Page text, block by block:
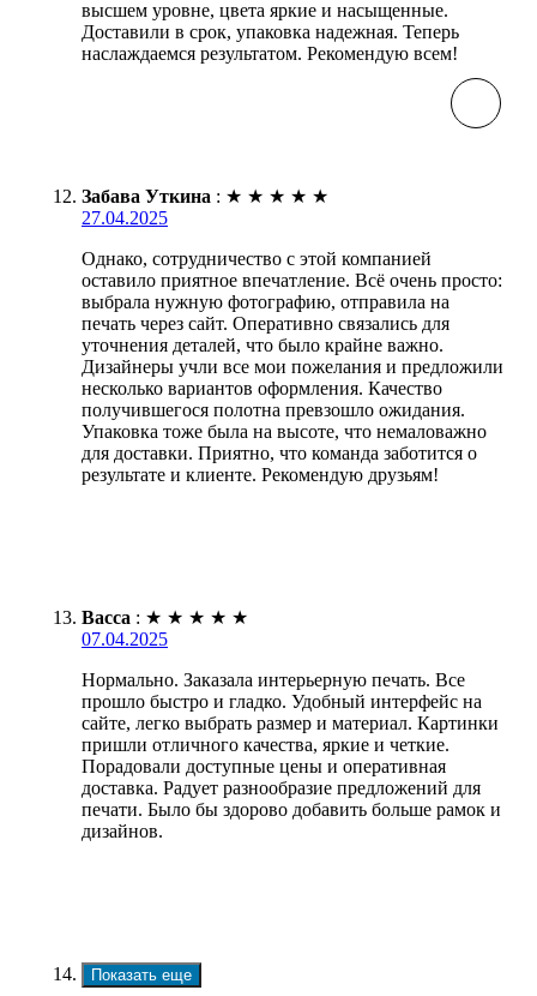
высшем уровне, цвета яркие и насыщенные.
Доставили в срок, упаковка надежная. Теперь
наслаждаемся результатом. Рекомендую всем!
Забава Уткина : ★ ★ ★ ★ ★
27.04.2025
Однако, сотрудничество с этой компанией
оставило приятное впечатление. Всё очень просто:
выбрала нужную фотографию, отправила на
печать через сайт. Оперативно связались для
уточнения деталей, что было крайне важно.
Дизайнеры учли все мои пожелания и предложили
несколько вариантов оформления. Качество
получившегося полотна превзошло ожидания.
Упаковка тоже была на высоте, что немаловажно
для доставки. Приятно, что команда заботится о
результате и клиенте. Рекомендую друзьям!
Васса : ★ ★ ★ ★ ★
07.04.2025
Нормально. Заказала интерьерную печать. Все
прошло быстро и гладко. Удобный интерфейс на
сайте, легко выбрать размер и материал. Картинки
пришли отличного качества, яркие и четкие.
Порадовали доступные цены и оперативная
доставка. Радует разнообразие предложений для
печати. Было бы здорово добавить больше рамок и
дизайнов.
Показать еще